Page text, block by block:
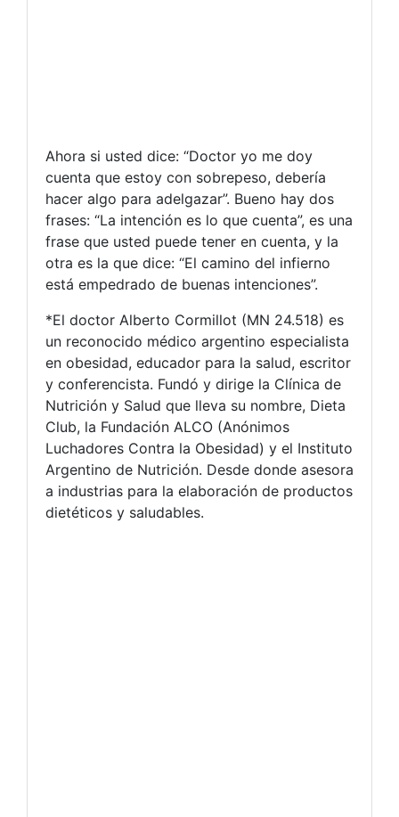
Ahora si usted dice: “Doctor yo me doy
cuenta que estoy con sobrepeso, debería
hacer algo para adelgazar”. Bueno hay dos
frases: “La intención es lo que cuenta”, es una
frase que usted puede tener en cuenta, y la
otra es la que dice: “El camino del infierno
está empedrado de buenas intenciones”.
*El doctor Alberto Cormillot (MN 24.518) es
un reconocido médico argentino especialista
en obesidad, educador para la salud, escritor
y conferencista. Fundó y dirige la Clínica de
Nutrición y Salud que lleva su nombre, Dieta
Club, la Fundación ALCO (Anónimos
Luchadores Contra la Obesidad) y el Instituto
Argentino de Nutrición. Desde donde asesora
a industrias para la elaboración de productos
dietéticos y saludables.